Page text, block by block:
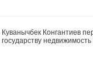
Куванычбек Конгантиев
государству недвижимость